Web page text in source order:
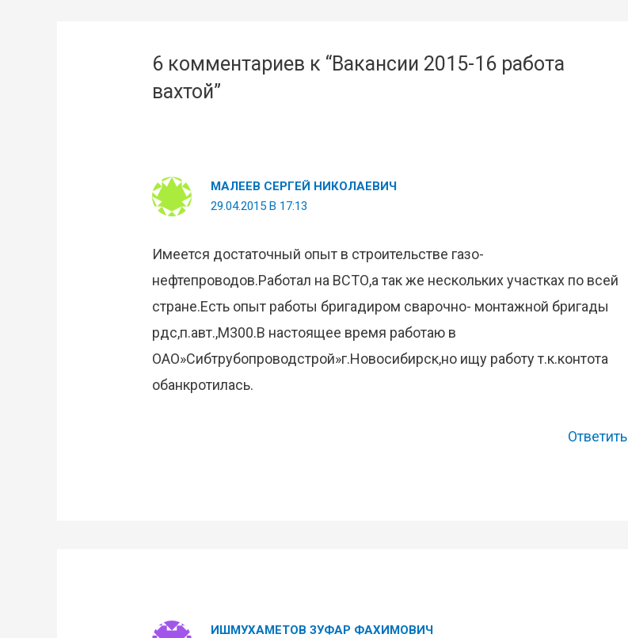
6 комментариев к “Вакансии 2015-16 работа
вахтой”
МАЛЕЕВ СЕРГЕЙ НИКОЛАЕВИЧ
29.04.2015 В 17:13
Имеется достаточный опыт в строительстве газо-
нефтепроводов.Работал на ВСТО,а так же нескольких участках по всей
стране.Есть опыт работы бригадиром сварочно- монтажной бригады
рдс,п.авт.,М300.В настоящее время работаю в
ОАО»Сибтрубопроводстрой»г.Новосибирск,но ищу работу т.к.контота
обанкротилась.
Ответить
ИШМУХАМЕТОВ ЗУФАР ФАХИМОВИЧ